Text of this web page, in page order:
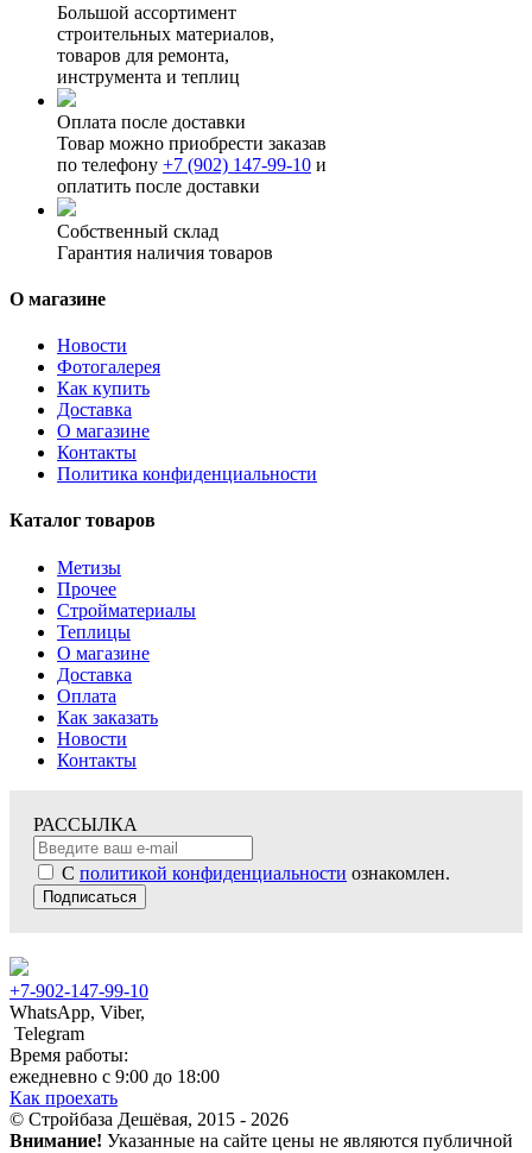
Большой ассортимент
строительных материалов,
товаров для ремонта,
инструмента и теплиц
Оплата после доставки
Товар можно приобрести заказав
по телефону +7 (902) 147-99-10 и
оплатить после доставки
Собственный склад
Гарантия наличия товаров
О магазине
Новости
Фотогалерея
Как купить
Доставка
О магазине
Контакты
Политика конфиденциальности
Каталог товаров
Метизы
Прочее
Стройматериалы
Теплицы
О магазине
Доставка
Оплата
Как заказать
Новости
Контакты
РАССЫЛКА
С политикой конфиденциальности ознакомлен.
Подписаться
+7-902-147-99-10
WhatsApp, Viber,
Telegram
Время работы:
ежедневно с 9:00 до 18:00
Как проехать
© Стройбаза Дешёвая, 2015 - 2026
Внимание! Указанные на сайте цены не являются публичной